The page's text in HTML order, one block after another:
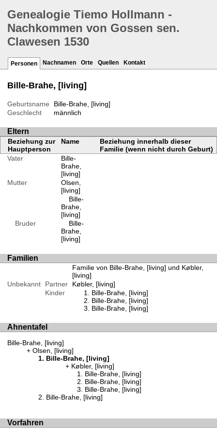
Genealogie Tiemo Hollmann -
Nachkommen von Gossen sen.
Clawesen 1530
Personen Nachnamen Orte Quellen Kontakt
Bille-Brahe, [living]
Geburtsname
Bille-Brahe, [living]
Geschlecht
männlich
Eltern
Beziehung zur
Hauptperson
Name
Beziehung innerhalb dieser
Familie (wenn nicht durch Geburt)
Vater
Bille-
Brahe,
[living]
Mutter
Olsen,
[living]
Bille-
Brahe,
[living]
Bruder
Bille-
Brahe,
[living]
Familien
Familie von Bille-Brahe, [living] und Købler,
[living]
Unbekannt
Partner
Købler, [living]
Kinder
Bille-Brahe, [living]
Bille-Brahe, [living]
Bille-Brahe, [living]
Ahnentafel
Bille-Brahe, [living]
Olsen, [living]
Bille-Brahe, [living]
Købler, [living]
Bille-Brahe, [living]
Bille-Brahe, [living]
Bille-Brahe, [living]
Bille-Brahe, [living]
Vorfahren